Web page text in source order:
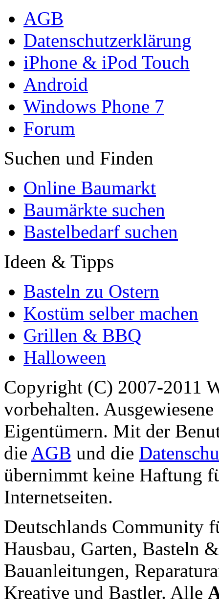
AGB
Datenschutzerklärung
iPhone & iPod Touch
Android
Windows Phone 7
Forum
Suchen und Finden
Online Baumarkt
Baumärkte suchen
Bastelbedarf suchen
Ideen & Tipps
Basteln zu Ostern
Kostüm selber machen
Grillen & BBQ
Halloween
Copyright (C) 2007-2011
vorbehalten.
Eigentümern. Mit der
die AGB und die
übernimmt keine Haftung
Internetseiten.
Deutschlands Community
Hausbau, Garten, Basteln
Bauanleitungen,
Kreative und Bastler. Alle